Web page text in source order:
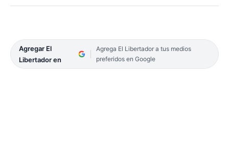
Agregar El
Libertador en
Agrega El Libertador a tus medios
preferidos en Google